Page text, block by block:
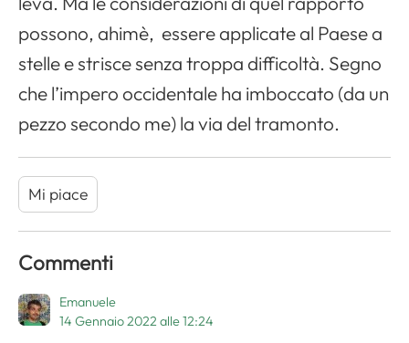
possono, ahimè, essere applicate al Paese a
stelle e strisce senza troppa difficoltà. Segno
che l’impero occidentale ha imboccato (da un
pezzo secondo me) la via del tramonto.
Mi piace
Commenti
Emanuele
14 Gennaio 2022 alle 12:24